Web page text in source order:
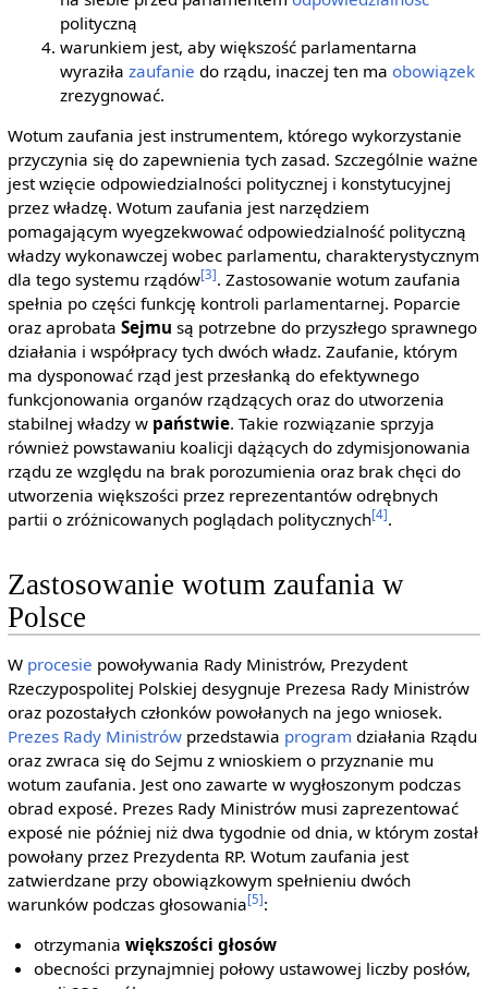
polityczną
warunkiem jest, aby większość parlamentarna
wyraziłazaufanie do rządu, inaczej ten maobowiązek
zrezygnować.
Wotum zaufania jest instrumentem, którego wykorzystanie
przyczynia się do zapewnienia tych zasad. Szczególnie ważne
jest wzięcie odpowiedzialności politycznej i konstytucyjnej
przez władzę. Wotum zaufania jest narzędziem
pomagającym wyegzekwować odpowiedzialność polityczną
władzy wykonawczej wobec parlamentu, charakterystycznym
dla tego systemu rządów[3]. Zastosowanie wotum zaufania
spełnia po części funkcję kontroli parlamentarnej. Poparcie
oraz aprobata Sejmu są potrzebne do przyszłego sprawnego
działania i współpracy tych dwóch władz. Zaufanie, którym
ma dysponować rząd jest przesłanką do efektywnego
funkcjonowania organów rządzących oraz do utworzenia
stabilnej władzy w państwie. Takie rozwiązanie sprzyja
również powstawaniu koalicji dążących do zdymisjonowania
rządu ze względu na brak porozumienia oraz brak chęci do
utworzenia większości przez reprezentantów odrębnych
partii o zróżnicowanych poglądach politycznych[4].
Zastosowanie wotum zaufania w
Polsce
W procesie powoływania Rady Ministrów, Prezydent
Rzeczypospolitej Polskiej desygnuje Prezesa Rady Ministrów
oraz pozostałych członków powołanych na jego wniosek.
Prezes Rady Ministrówprzedstawia program działania Rządu
oraz zwraca się do Sejmu z wnioskiem o przyznanie mu
wotum zaufania. Jest ono zawarte w wygłoszonym podczas
obrad exposé. Prezes Rady Ministrów musi zaprezentować
exposé nie później niż dwa tygodnie od dnia, w którym został
powołany przez Prezydenta RP. Wotum zaufania jest
zatwierdzane przy obowiązkowym spełnieniu dwóch
warunków podczas głosowania[5]:
otrzymaniawiększości głosów
obecności przynajmniej połowy ustawowej liczby posłów,